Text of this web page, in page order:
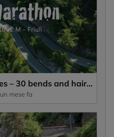
Passo Rest | 1,052 metres – 30 bends and hairpin bends and a narrow road characterise this Alpine pass.
un mese fa